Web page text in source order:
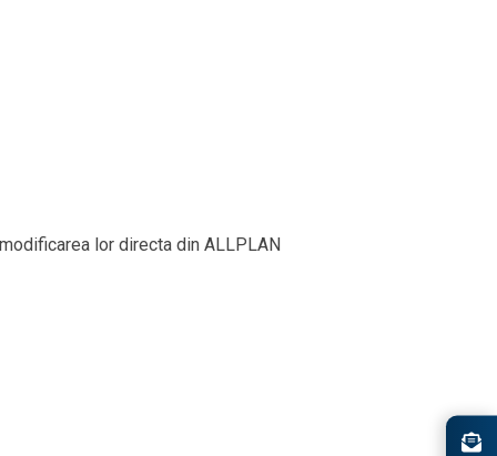
lor directa din ALLPLAN